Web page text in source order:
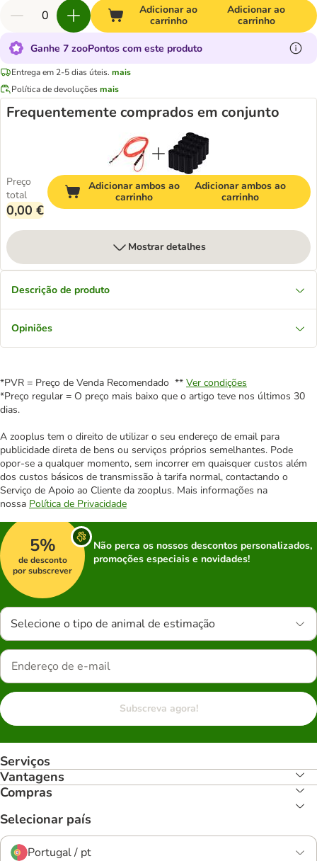
Adicionar ao
carrinho
Adicionar ao
carrinho
Ganhe 7 zooPontos com este produto
Entrega em 2-5 dias úteis. mais
Política de devoluçõesmais
Frequentemente comprados em conjunto
Preço
total
0,00 €
Adicionar ambos ao
carrinho
Adicionar ambos ao
carrinho
Mostrar detalhes
Descrição de produto
Opiniões
*PVR = Preço de Venda Recomendado ** Ver condições
*Preço regular = O preço mais baixo que o artigo teve nos últimos 30
dias.
A zooplus tem o direito de utilizar o seu endereço de email para
publicidade direta de bens ou serviços próprios semelhantes. Pode
opor-se a qualquer momento, sem incorrer em quaisquer custos além
dos custos básicos de transmissão à tarifa normal, contactando o
Serviço de Apoio ao Cliente da zooplus. Mais informações na
nossa Política de Privacidade
5%
de desconto
por subscrever
Não perca os nossos descontos personalizados,
promoções especiais e novidades!
Selecione o tipo de animal de estimação
Subscreva agora!
Serviços
Vantagens
Compras
Selecionar país
Portugal / pt